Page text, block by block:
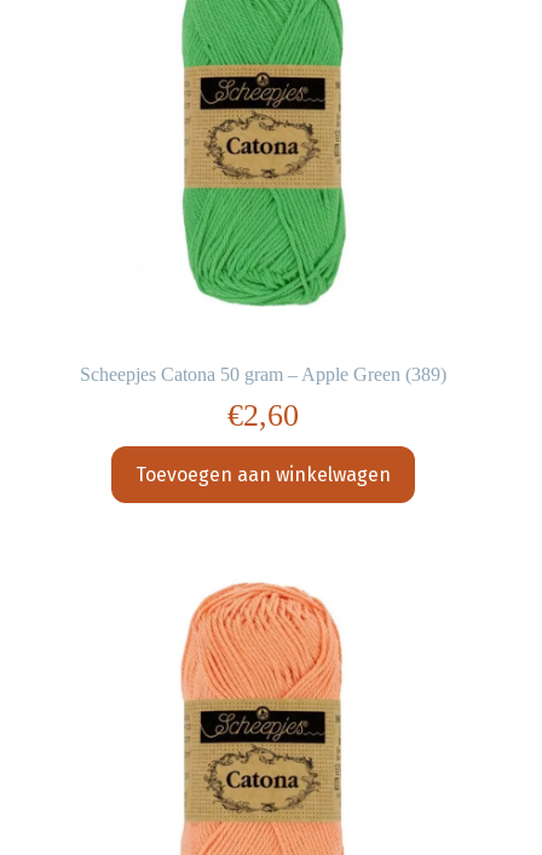
Scheepjes Catona 50 gram – Apple Green (389)
€2,60
Toevoegen aan winkelwagen